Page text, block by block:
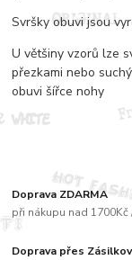
Doprava ZDARMA
při nákupu nad 1700Kč
Doprava přes
Svršky obuvi jsou
U většiny vzorů lze
přezkami nebo
obuvi šířce nohy